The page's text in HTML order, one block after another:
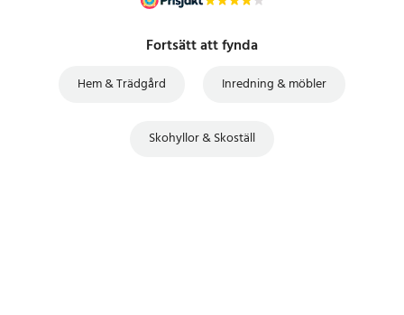
Fortsätt att fynda
Hem & Trädgård Inredning & möbler
Skohyllor & Skoställ